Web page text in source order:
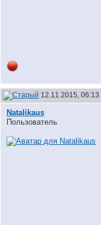
12.11.2015, 06:13
Natalikaus
Пользователь